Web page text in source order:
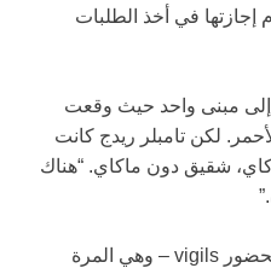
في أخذ الطلبات
إلى مبنى واحد حيث وقعت
لكن تامبلر ريدج كانت
شقيق دون ماكاي. “هناك
يأمل في أن قرار مارك كارني لحضور vigils – وهي المرة